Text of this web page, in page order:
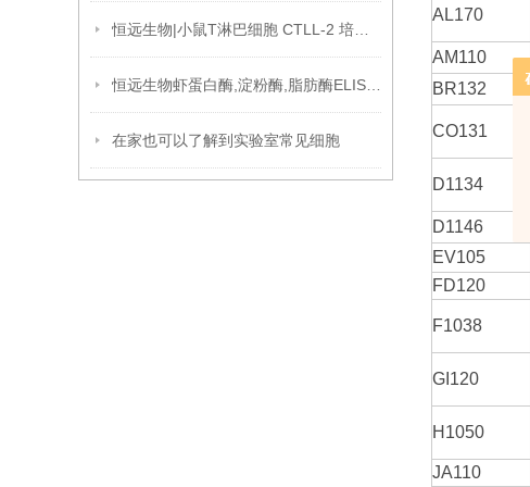
在家也可以了解到实验室常见细胞
AL170
AM110
BR132
CO131
D1134
D1146
EV105
FD120
F1038
GI120
H1050
JA110